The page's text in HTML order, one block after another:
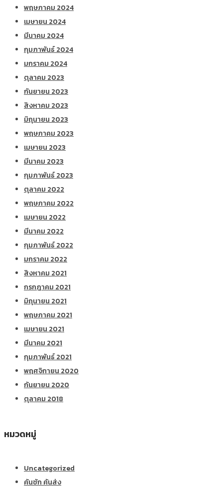
พฤษภาคม 2024
เมษายน 2024
มีนาคม 2024
กุมภาพันธ์ 2024
มกราคม 2024
ตุลาคม 2023
กันยายน 2023
สิงหาคม 2023
มิถุนายน 2023
พฤษภาคม 2023
เมษายน 2023
มีนาคม 2023
กุมภาพันธ์ 2023
ตุลาคม 2022
พฤษภาคม 2022
เมษายน 2022
มีนาคม 2022
กุมภาพันธ์ 2022
มกราคม 2022
สิงหาคม 2021
กรกฎาคม 2021
มิถุนายน 2021
พฤษภาคม 2021
เมษายน 2021
มีนาคม 2021
กุมภาพันธ์ 2021
พฤศจิกายน 2020
กันยายน 2020
ตุลาคม 2018
หมวดหมู่
Uncategorized
คันชัก คันส่ง